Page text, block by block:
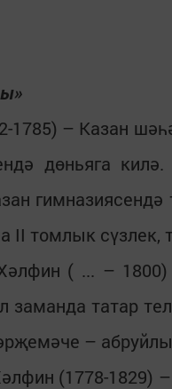
1785) – Казан
дөньяга
II томлык
( ... –
заманда татар
–
(1778-1829)